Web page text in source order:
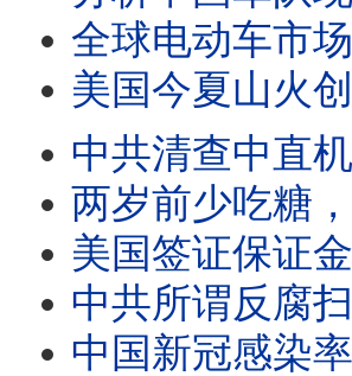
全球电动车市场放缓唯
美国今夏山火创十
中共清查中直机关资产
两岁前少吃糖，成年后
美国签证保证金永
中共所谓反腐扫恶除黑
中国新冠感染率回升，